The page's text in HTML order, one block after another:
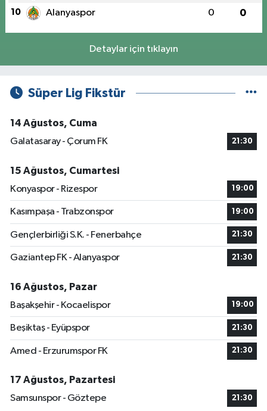
10 Alanyaspor 0 0
Detaylar için tıklayın
Süper Lig Fikstür
14 Ağustos, Cuma
Galatasaray - Çorum FK
21:30
15 Ağustos, Cumartesi
Konyaspor - Rizespor
19:00
Kasımpaşa - Trabzonspor 19:00
Gençlerbirliği S.K. - Fenerbahçe 21:30
Gaziantep FK - Alanyaspor 21:30
16 Ağustos, Pazar
Başakşehir - Kocaelispor
19:00
Beşiktaş - Eyüpspor 21:30
Amed - Erzurumspor FK 21:30
17 Ağustos, Pazartesi
Samsunspor - Göztepe
21:30